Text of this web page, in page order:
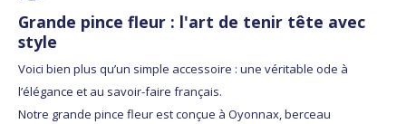
Grande pince fleur : l'art de tenir tête avec
style
Voici bien plus qu’un simple accessoire : une véritable ode à
l’élégance et au savoir-faire français.
Notre grande pince fleur est conçue à Oyonnax, berceau